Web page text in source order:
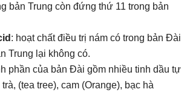
bản Trung còn đứng thứ 11 trong bản
: hoạt chất điều trị nám có trong bản Đài
Trung lại không có.
phần của bản Đài gồm nhiều tinh dầu tự
(tea tree), cam (Orange), bạc hà